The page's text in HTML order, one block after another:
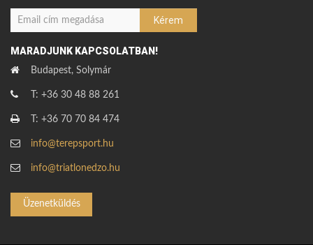
MARADJUNK KAPCSOLATBAN!
Budapest, Solymár
T: +36 30 48 88 261
T: +36 70 70 84 474
info@terepsport.hu
info@triatlonedzo.hu
Üzenetküldés